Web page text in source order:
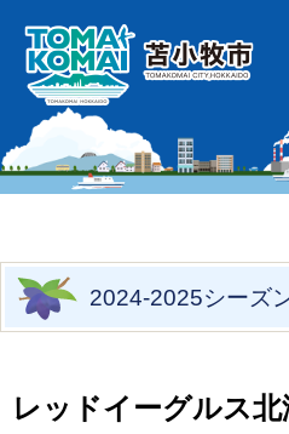
2024-2025シーズ
レッドイーグルス北